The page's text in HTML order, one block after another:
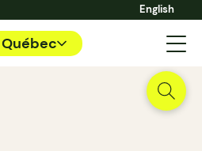
English
Québec